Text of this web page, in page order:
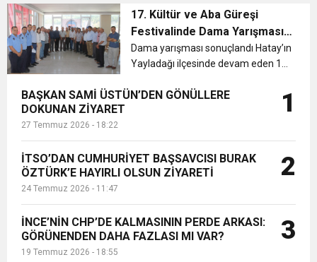
tarafından düzenlenen Arapça
Kur'an-ı Kerim Kursları ve ardından
Okuma Yarışması etkinliğine
sponsor olarak ...
17. Kültür ve Aba Güreşi
Festivalinde Dama Yarışması
sonuçlandı
Dama yarışması sonuçlandı Hatay’ın
Yayladağı ilçesinde devam eden 17.
kapsamında düzenlenen Dama
da...
BAŞKAN SAMİ ÜSTÜN’DEN GÖNÜLLERE
DOKUNAN ZİYARET
27 Temmuz 2026 - 18:22
1
İTSO’DAN CUMHURİYET BAŞSAVCISI BURAK
ÖZTÜRK’E HAYIRLI OLSUN ZİYARETİ
24 Temmuz 2026 - 11:47
2
İNCE’NİN CHP’DE KALMASININ PERDE ARKASI:
GÖRÜNENDEN DAHA FAZLASI MI VAR?
19 Temmuz 2026 - 18:55
3